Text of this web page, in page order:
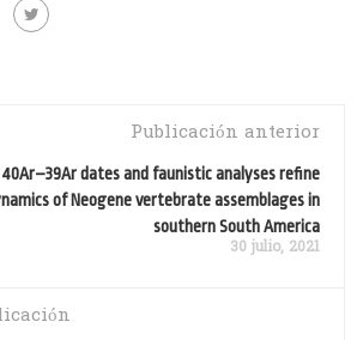
Publicación anterior
dates and faunistic analyses refine
of Neogene vertebrate assemblages in
southern South America
30 julio, 2021